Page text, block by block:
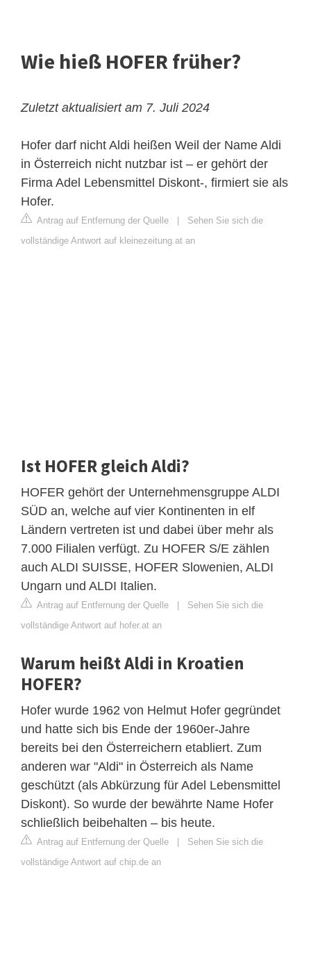
Wie hieß HOFER früher?
Zuletzt aktualisiert am 7. Juli 2024
Hofer darf nicht Aldi heißen Weil der Name Aldi
in Österreich nicht nutzbar ist – er gehört der
Firma Adel Lebensmittel Diskont-, firmiert sie als
Hofer.
Antrag auf Entfernung der Quelle
Sehen Sie sich die
vollständige Antwort auf kleinezeitung.at an
Ist HOFER gleich Aldi?
HOFER gehört der Unternehmensgruppe ALDI
SÜD an, welche auf vier Kontinenten in elf
Ländern vertreten ist und dabei über mehr als
7.000 Filialen verfügt. Zu HOFER S/E zählen
auch ALDI SUISSE, HOFER Slowenien, ALDI
Ungarn und ALDI Italien.
Antrag auf Entfernung der Quelle
Sehen Sie sich die
vollständige Antwort auf hofer.at an
Warum heißt Aldi in Kroatien
HOFER?
Hofer wurde 1962 von Helmut Hofer gegründet
und hatte sich bis Ende der 1960er-Jahre
bereits bei den Österreichern etabliert. Zum
anderen war "Aldi" in Österreich als Name
geschützt (als Abkürzung für Adel Lebensmittel
Diskont). So wurde der bewährte Name Hofer
schließlich beibehalten – bis heute.
Antrag auf Entfernung der Quelle
Sehen Sie sich die
vollständige Antwort auf chip.de an